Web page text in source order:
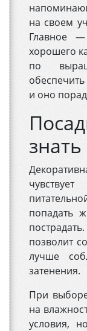
на своем
Главное —
хорошего
по
и оно
знать
попадать
позволит
лучше
затенения.
При
на
условия,